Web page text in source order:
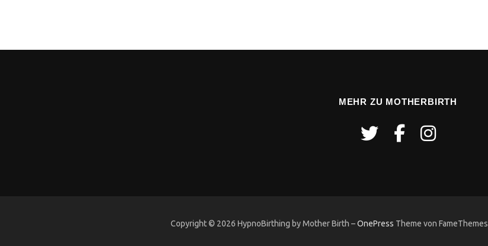
MEHR ZU MOTHERBIRTH
Copyright © 2026 HypnoBirthing by Mother Birth –OnePress Theme von FameThemes